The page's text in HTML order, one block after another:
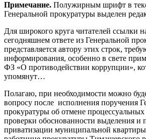
Примечание. Полужирным шрифт в
Генеральной прокуратуры выделен
Для широкого круга читателей ссылки
сегодняшнем ответе из Генеральной
представляется автору этих строк,
информирования, особенно в свете
ФЗ «О противодействии коррупции»,
упомянут…
Полагаю, при необходимости можно
вопросу после исполнения поручения
прокуратуры об отмене
проверки обоснованности выделения и
приватизации муниципальной